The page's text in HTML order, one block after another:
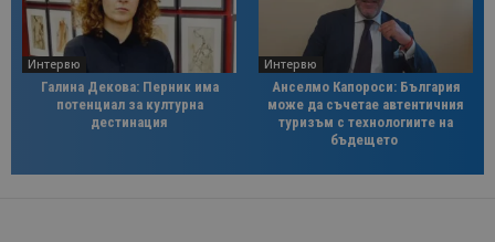
Интервю
Галина Декова: Перник има
потенциал за културна
дестинация
Интервю
Анселмо Капороси: България
може да съчетае автентичния
туризъм с технологиите на
бъдещето